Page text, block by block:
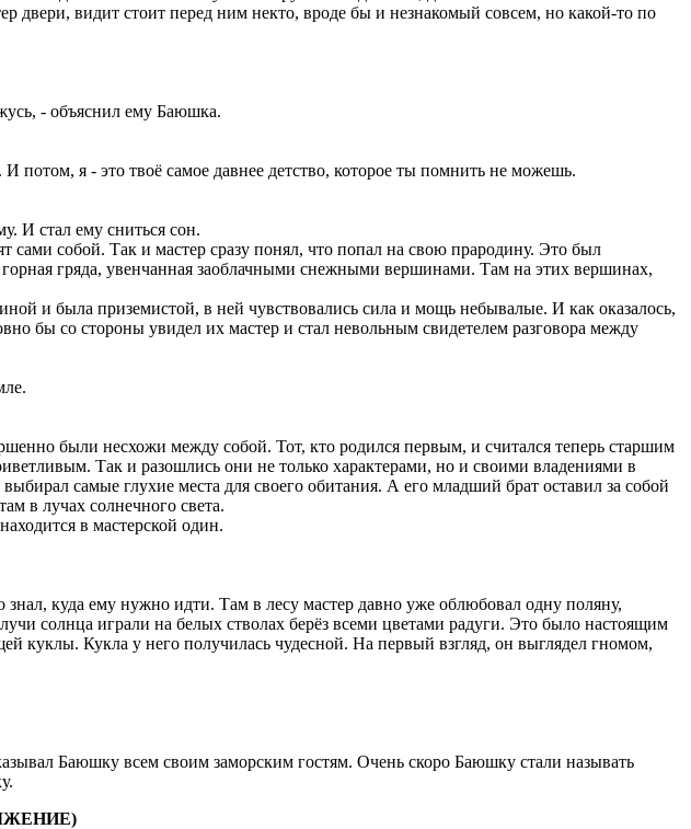
двери, видит стоит перед ним некто, вроде бы и незнакомый совсем, но какой-то по
- объяснил ему Баюшка.
потом, я - это твоё самое давнее детство, которое ты помнить не можешь.
И стал ему сниться сон.
сами собой. Так и мастер сразу понял, что попал на свою прародину. Это был
гряда, увенчанная заоблачными снежными вершинами. Там на этих вершинах,
и была приземистой, в ней чувствовались сила и мощь небывалые. И как оказалось,
бы со стороны увидел их мастер и стал невольным свидетелем разговора между
были несхожи между собой. Тот, кто родился первым, и считался теперь старшим
Так и разошлись они не только характерами, но и своими владениями в
самые глухие места для своего обитания. А его младший брат оставил за собой
в лучах солнечного света.
в мастерской один.
куда ему нужно идти. Там в лесу мастер давно уже облюбовал одну поляну,
солнца играли на белых стволах берёз всеми цветами радуги. Это было настоящим
куклы. Кукла у него получилась чудесной. На первый взгляд, он выглядел гномом,
Баюшку всем своим заморским гостям. Очень скоро Баюшку стали называть